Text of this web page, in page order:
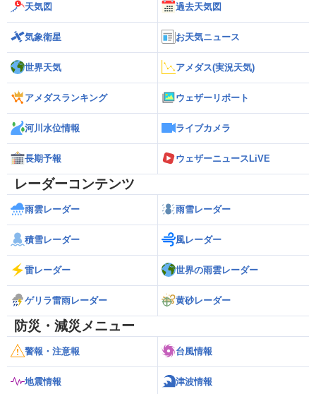
天気図 過去天気図
気象衛星 お天気ニュース
世界天気 アメダス(実況天気)
アメダスランキング ウェザーリポート
河川水位情報 ライブカメラ
長期予報 ウェザーニュースLiVE
レーダーコンテンツ
雨雲レーダー 雨雪レーダー
積雪レーダー 風レーダー
雷レーダー 世界の雨雲レーダー
ゲリラ雷雨レーダー 黄砂レーダー
防災・減災メニュー
警報・注意報 台風情報
地震情報 津波情報